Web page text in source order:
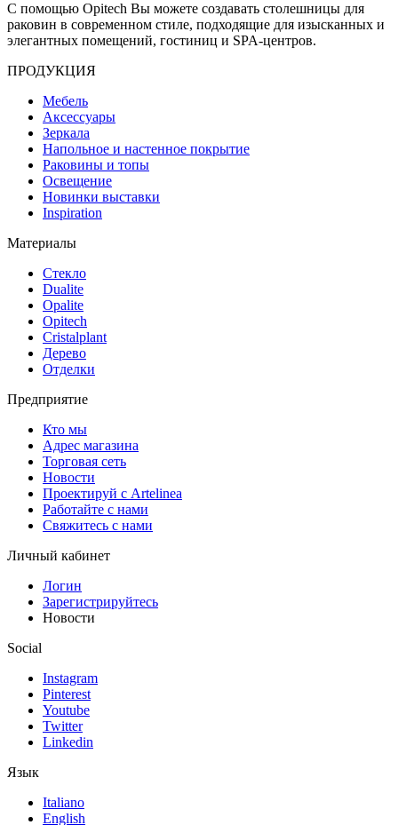
С помощью Opitech Вы можете создавать столешницы для
раковин в современном стиле, подходящие для изысканных и
элегантных помещений, гостиниц и SPA-центров.
ПРОДУКЦИЯ
Мебель
Аксессуары
Зеркала
Напольное и настенное покрытие
Раковины и топы
Освещение
Hовинки выставки
Inspiration
Материалы
Стекло
Dualite
Opalite
Opitech
Cristalplant
Дерево
Отделки
Предприятие
Кто мы
Адрес магазина
Торговая сеть
Новости
Проектируй с Artelinea
Работайте с нами
Свяжитесь с нами
Личный кабинет
Логин
Зарегистрируйтесь
Новости
Social
Instagram
Pinterest
Youtube
Twitter
Linkedin
Язык
Italiano
English